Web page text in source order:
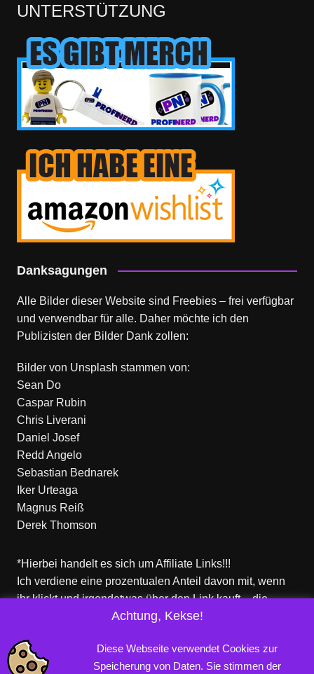
UNTERSTÜTZUNG
Danksagungen
Alle Bilder dieser Website sind Freebies – frei verfügbar
und verwendbar für alle. Daher möchte ich den
Publizisten der Bilder Dank zollen:
Bilder von Unsplash stammen von:
Sean Do
Caspar Rubin
Chris Liverani
Daniel Josef
Redd Angelo
Sebastian Bednarek
Iker Urteaga
Magnus Reiß
Derek Thomson
*Hierbei handelt es sich um Affiliate Links!!!
Ich verdiene eine prozentualen Anteil davon mit, wenn
ihr klickt und irgendetwas über den Link kauft – die
Produkte dort sind aber nicht von mir!
Achtung, Kekse!
Diese Webseite verwendet Cookies zur
Speicherung von Daten. Sie stimmen der